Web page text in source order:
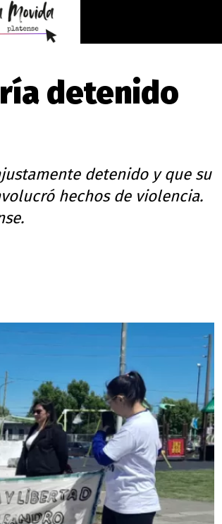
detenido
detenido y que su
hechos de violencia.